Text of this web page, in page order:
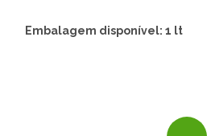
Embalagem disponível: 1 lt